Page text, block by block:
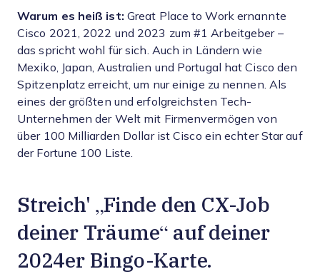
Warum es heiß ist: Great Place to Work ernannte
Cisco 2021, 2022 und 2023 zum #1 Arbeitgeber –
das spricht wohl für sich. Auch in Ländern wie
Mexiko, Japan, Australien und Portugal hat Cisco den
Spitzenplatz erreicht, um nur einige zu nennen. Als
eines der größten und erfolgreichsten Tech-
Unternehmen der Welt mit Firmenvermögen von
über 100 Milliarden Dollar ist Cisco ein echter Star auf
der Fortune 100 Liste.
Streich' „Finde den CX-Job
deiner Träume“ auf deiner
2024er Bingo-Karte.